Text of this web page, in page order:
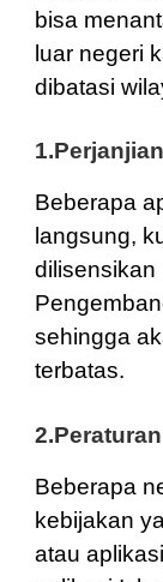
bisa
luar negeri
dibatasi
Beberapa
langsung,
dilisensikan
sehingga
terbatas.
Beberapa
kebijakan
atau